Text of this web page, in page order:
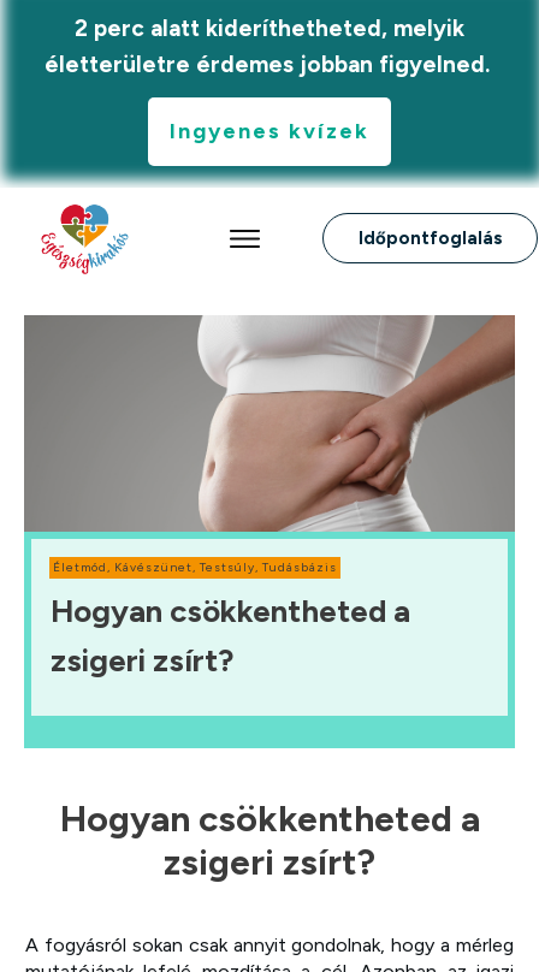
2 perc alatt kideríthetheted, melyik
életterületre érdemes jobban figyelned.
Ingyenes kvízek
Időpontfoglalás
Életmód Kávészünet Testsúly Tudásbázis
Hogyan csökkentheted a
zsigeri zsírt?
Hogyan csökkentheted a
zsigeri zsírt?
A fogyásról sokan csak annyit gondolnak, hogy a mérleg